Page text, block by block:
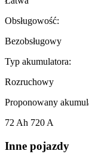
Obsługowość:
Bezobsługowy
Typ akumulatora:
Rozruchowy
Proponowany
72 Ah 720 A
Inne pojazdy